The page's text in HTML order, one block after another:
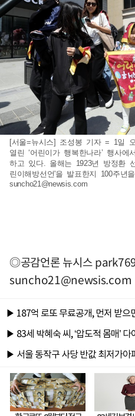
[서울=뉴시스] 조성봉 기자 = 1일
열린 ‘어린이가 행복한나라’ 행사
하고 있다. 올해는 1923년 방정환
린이해방선언'을 발표한지 100주년
suncho21@newsis.com
◎공감언론 뉴시스
suncho21@newsis.com